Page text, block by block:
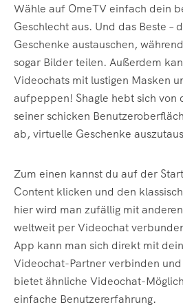
Wähle auf OmeTV einfach dein
Geschlecht aus. Und das Beste –
Geschenke austauschen,
sogar Bilder teilen. Außerdem
Videochats mit lustigen Masken
aufpeppen! Shagle hebt sich von
seiner schicken
ab, virtuelle Geschenke
Zum einen kannst du auf der
Content klicken und den
hier wird man zufällig mit
weltweit per Videochat
App kann man sich direkt mit
Videochat-Partner verbinden
bietet ähnliche Videochat-
einfache Benutzererfahrung.